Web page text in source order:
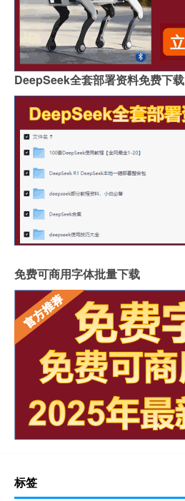
DeepSeek全套部署资料免费下载
免费可商用字体批量下载
标签